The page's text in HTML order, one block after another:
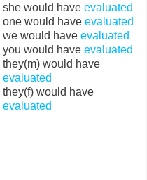
she would have evaluated
one would have evaluated
we would have evaluated
you would have evaluated
they(m) would have
evaluated
they(f) would have
evaluated